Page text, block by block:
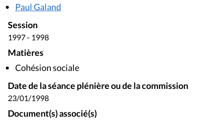
Paul Galand
Session
1997 - 1998
Matières
Cohésion sociale
Date de la séance plénière ou de la commission
23/01/1998
Document(s) associé(s)